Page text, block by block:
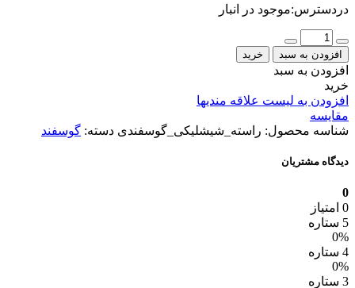
دردسترس: موجود در انبار
تعداد
افزودن به سبد خرید
افزودن به سبد
خرید
افزودن به لیست علاقه مندیها
مقایسه
شناسه محصول:راسته_شیشلیکی_گوسفندی دسته:گوسفند
دیدگاه مشتریان
0%
0%